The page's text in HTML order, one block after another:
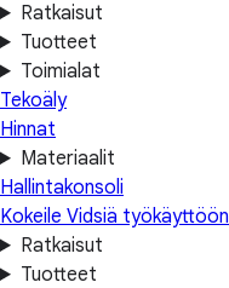
Ratkaisut
Tuotteet
Toimialat
Tekoäly
Hinnat
Materiaalit
Hallintakonsoli
Kokeile Vidsiä työkäyttöön
Ratkaisut
Tuotteet